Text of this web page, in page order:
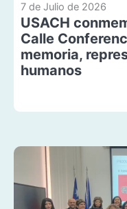
7 de Julio de 2026
USACH
Calle
memoria,
humanos